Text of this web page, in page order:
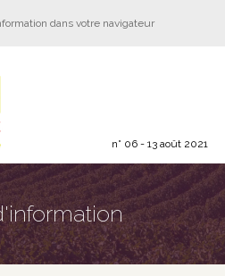
dans votre navigateur
n° 06 - 13 août 2021